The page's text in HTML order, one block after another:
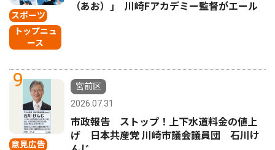
スポーツ
トップニュ
ース
（あお）｣ 川崎Fアカデミー監督がエール
9
意見広告
宮前区
2026.07.31
市政報告 ストップ！上下水道料金の値上
げ 日本共産党 川崎市議会議員団 石川け